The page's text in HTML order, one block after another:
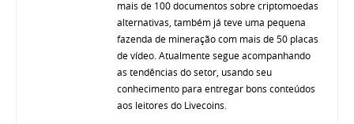
mais de 100 documentos sobre criptomoedas
alternativas, também já teve uma pequena
fazenda de mineração com mais de 50 placas
de vídeo. Atualmente segue acompanhando
as tendências do setor, usando seu
conhecimento para entregar bons conteúdos
aos leitores do Livecoins.